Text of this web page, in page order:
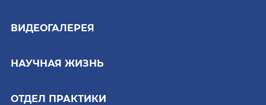
ВИДЕОГАЛЕРЕЯ
НАУЧНАЯ ЖИЗНЬ
ОТДЕЛ ПРАКТИКИ